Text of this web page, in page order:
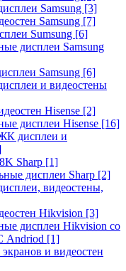
Samsung [3]
Samsung [7]
Sumsung [6]
дисплеи Samsung
Samsung [6]
и видеостены
Hisense [2]
дисплеи Hisense [16]
дисплеи и
Sharp [1]
дисплеи Sharp [2]
видеостены,
Hikvision [3]
дисплеи Hikvision со
Andriod [1]
и видеостен